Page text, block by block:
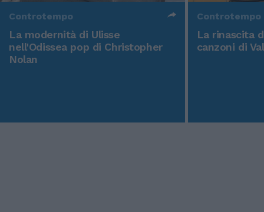
Controtempo
La modernità di Ulisse
nell'Odissea pop di Christopher
Nolan
Controtempo
La rinascita
canzoni di